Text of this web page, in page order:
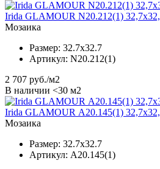
Irida GLAMOUR N20.212(1)
Мозаика
Размер: 32.7x32.7
Артикул: N20.212(1)
2 707 руб./м2
В наличии <30 м2
Irida GLAMOUR А20.145(1)
Мозаика
Размер: 32.7x32.7
Артикул: А20.145(1)